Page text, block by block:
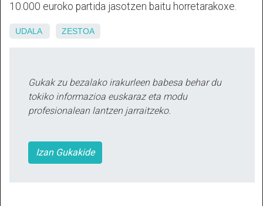
10.000 euroko partida jasotzen baitu horretarakoxe.
UDALA ZESTOA
Gukak zu bezalako irakurleen babesa behar du
tokiko informazioa euskaraz eta modu
profesionalean lantzen jarraitzeko.
Izan Gukakide